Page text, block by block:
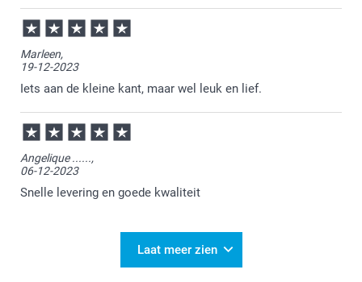
17-04-2024
13:44
Bedankt voor je review. Wat fijn om te horen dat je
de knuffel leuk vindt. Onze knuffels hebben
inderdaad verschillende groottes, dus ook verschil in
de shirtjes. Wij wensen je in ieder geval veel plezier
van je bestelling en zien je graag nog eens terug bij
Smartphoto!
Marleen,
19-12-2023
Iets aan de kleine kant, maar wel leuk en lief.
Angelique ......,
06-12-2023
Snelle levering en goede kwaliteit
Laat meer zien